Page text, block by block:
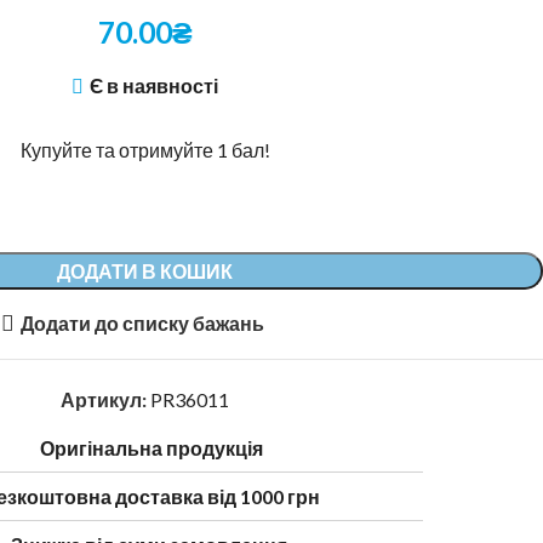
70.00₴
Є в наявності
Купуйте та отримуйте 1 бал!
ДОДАТИ В КОШИК
Додати до списку бажань
Артикул: PR36011
Оригінальна продукція
доставка від 1000 грн